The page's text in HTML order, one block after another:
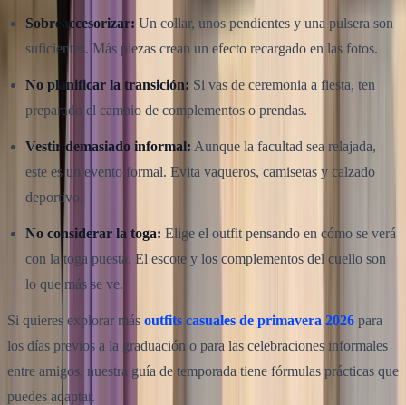
Sobreaccesorizar: Un collar, unos pendientes y una pulsera son
suficientes. Más piezas crean un efecto recargado en las fotos.
No planificar la transición: Si vas de ceremonia a fiesta, ten
preparado el cambio de complementos o prendas.
Vestir demasiado informal: Aunque la facultad sea relajada,
este es un evento formal. Evita vaqueros, camisetas y calzado
deportivo.
No considerar la toga: Elige el outfit pensando en cómo se verá
con la toga puesta. El escote y los complementos del cuello son
lo que más se ve.
Si quieres explorar más outfits casuales de primavera 2026 para
los días previos a la graduación o para las celebraciones informales
entre amigos, nuestra guía de temporada tiene fórmulas prácticas que
puedes adaptar.